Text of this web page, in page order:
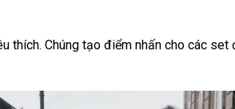
thích. Chúng tạo điểm nhấn cho các